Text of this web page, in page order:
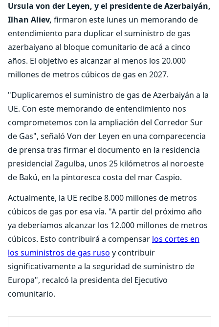
Ursula von der Leyen, y el presidente de Azerbaiyán,
Ilhan Aliev, firmaron este lunes un memorando de
entendimiento para duplicar el suministro de gas
azerbaiyano al bloque comunitario de acá a cinco
años. El objetivo es alcanzar al menos los 20.000
millones de metros cúbicos de gas en 2027.
"Duplicaremos el suministro de gas de Azerbaiyán a la
UE. Con este memorando de entendimiento nos
comprometemos con la ampliación del Corredor Sur
de Gas", señaló Von der Leyen en una comparecencia
de prensa tras firmar el documento en la residencia
presidencial Zagulba, unos 25 kilómetros al noroeste
de Bakú, en la pintoresca costa del mar Caspio.
Actualmente, la UE recibe 8.000 millones de metros
cúbicos de gas por esa vía. "A partir del próximo año
ya deberíamos alcanzar los 12.000 millones de metros
cúbicos. Esto contribuirá a compensar los cortes en
los suministros de gas ruso y contribuir
significativamente a la seguridad de suministro de
Europa", recalcó la presidenta del Ejecutivo
comunitario.